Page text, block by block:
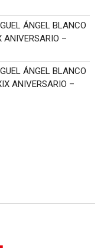
ÁNGEL BLANCO
ANIVERSARIO –
ÁNGEL BLANCO
ANIVERSARIO –